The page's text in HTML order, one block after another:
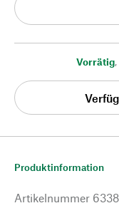
Vorrätig,
Produktinformation
Artikelnummer